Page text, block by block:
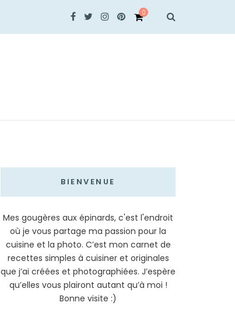
0
BIENVENUE
Mes gougères aux épinards, c'est l'endroit
où je vous partage ma passion pour la
cuisine et la photo. C’est mon carnet de
recettes simples à cuisiner et originales
que j’ai créées et photographiées. J’espère
qu’elles vous plairont autant qu’à moi !
Bonne visite :)